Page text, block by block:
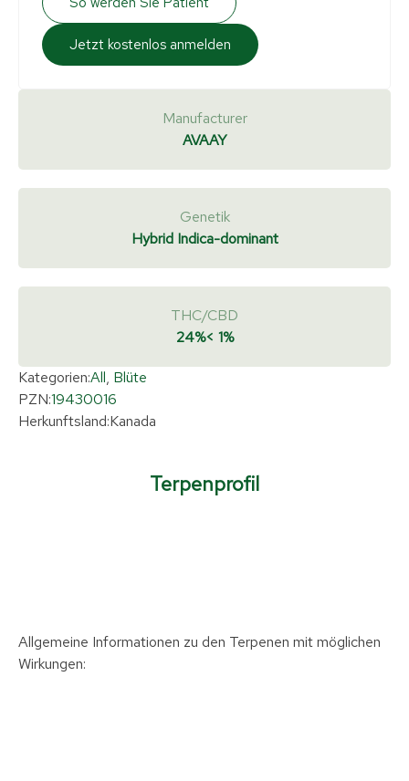
Jetzt kostenlos anmelden
Manufacturer
AVAAY
Genetik
Hybrid Indica-dominant
THC/CBD
24%< 1%
Kategorien:All, Blüte
PZN:19430016
Herkunftsland:Kanada
Terpenprofil
Allgemeine Informationen zu den Terpenen mit möglichen
Wirkungen: